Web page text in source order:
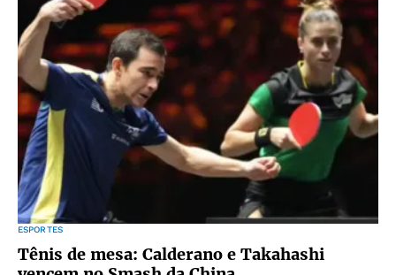
ESPORTES
Tênis de mesa: Calderano e Takahashi